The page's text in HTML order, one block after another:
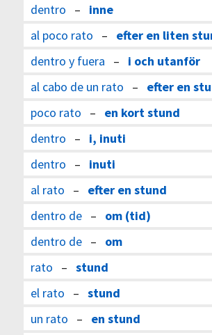
dentro – inne
al poco rato – efter en liten
dentro y fuera – i och utanför
al cabo de un rato – efter en
poco rato – en kort stund
dentro – i, inuti
dentro – inuti
al rato – efter en stund
dentro de– om (tid)
dentro de– om
rato – stund
el rato – stund
un rato – en stund